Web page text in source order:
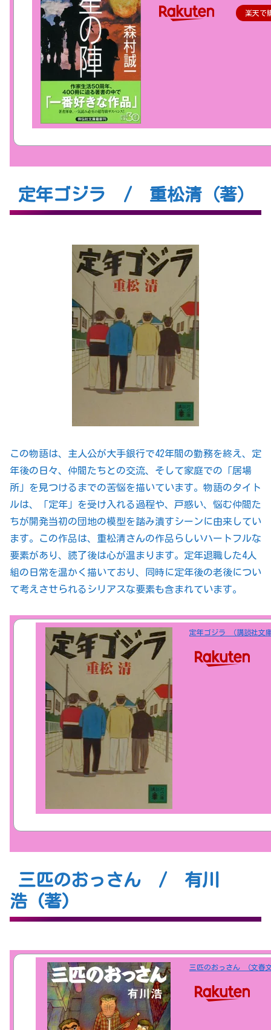
楽天で
定年ゴジラ / 重松清（著）
この物語は、主人公が大手銀行で42年間の勤務を終え、定
年後の日々、仲間たちとの交流、そして家庭での「居場
所」を見つけるまでの苦悩を描いています。物語のタイト
ルは、「定年」を受け入れる過程や、戸惑い、悩む仲間た
ちが開発当初の団地の模型を踏み潰すシーンに由来してい
ます。この作品は、重松清さんの作品らしいハートフルな
要素があり、読了後は心が温まります。定年退職した4人
組の日常を温かく描いており、同時に定年後の老後につい
て考えさせられるシリアスな要素も含まれています。
定年ゴジラ （講談社
三匹のおっさん / 有川
浩 (著)
三匹のおっさん （文